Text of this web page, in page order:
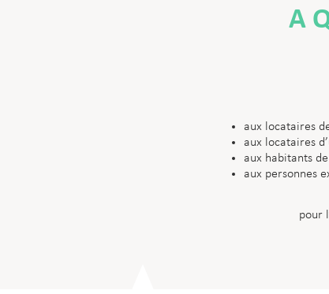
A
aux locataires
aux locataires
aux habitants
aux personnes
pour